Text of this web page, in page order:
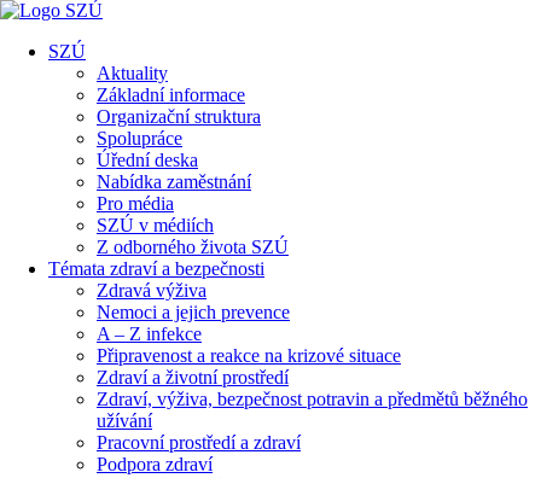
SZÚ
Aktuality
Základní informace
Organizační struktura
Spolupráce
Úřední deska
Nabídka zaměstnání
Pro média
SZÚ v médiích
Z odborného života SZÚ
Témata zdraví a bezpečnosti
Zdravá výživa
Nemoci a jejich prevence
A – Z infekce
Připravenost a reakce na krizové situace
Zdraví a životní prostředí
Zdraví, výživa, bezpečnost potravin a předmětů běžného
užívání
Pracovní prostředí a zdraví
Podpora zdraví